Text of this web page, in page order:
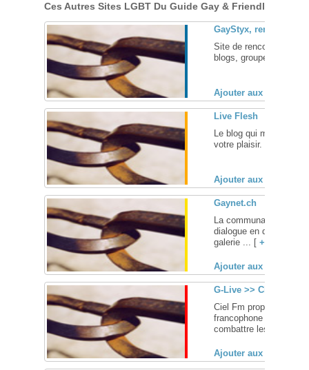
Ces Autres Sites LGBT Du Guide Gay & Friendly
GayStyx, rencontres
Site de rencontre Gay,
blogs, groupes, dial
Ajouter aux favoris
Live Flesh
Le blog qui met en
votre plaisir. Car vous
Ajouter aux favoris
Gaynet.ch
La communauté gay
dialogue en direct,
galerie ... [ +
Ajouter aux favoris
G-Live >> Ciel FM
Ciel Fm propose la
francophone : G-Live.
combattre les à-prioris
Ajouter aux favoris